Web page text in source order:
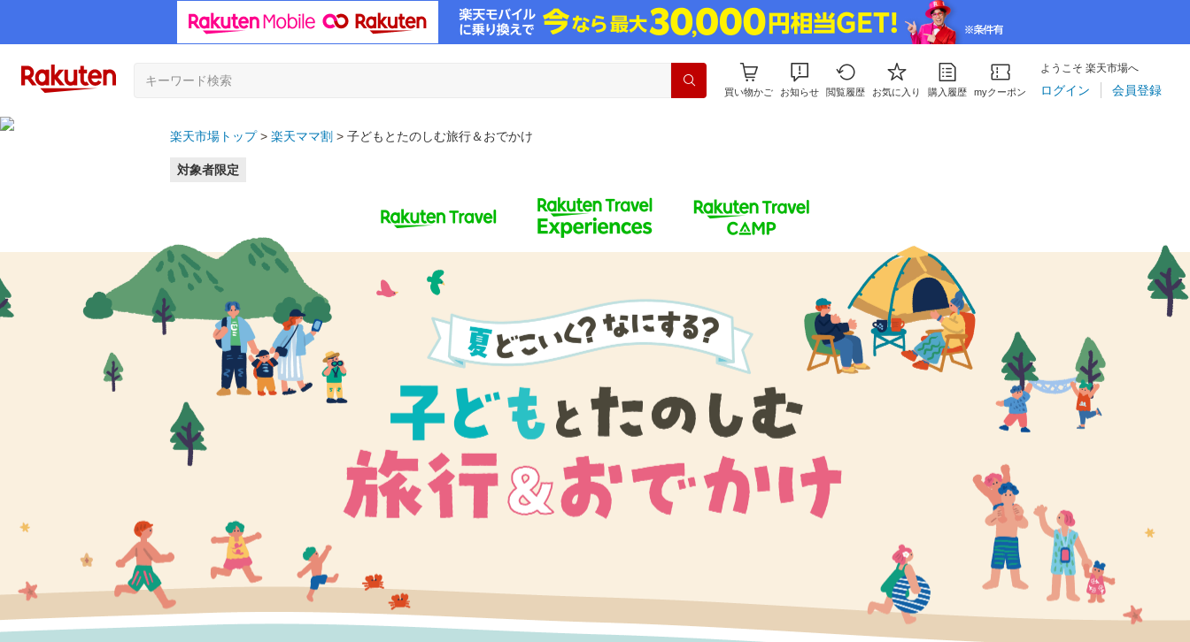
買い物かご お知らせ 閲覧履歴 お気に入り 購入履歴 myクーポン
ようこそ 楽天市場へ
ログイン 会員登録
楽天市場トップ 楽天ママ割 子どもとたのしむ旅行＆おでかけ
対象者限定